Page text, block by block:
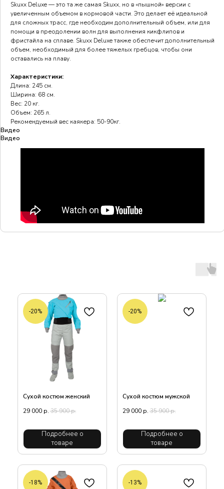
Skuxx Deluxe — это та же самая Skuxx, но в «пышной» версии с
увеличенным объемом в кормовой части. Это делает её идеальной
для сложных трасс, где необходим дополнительный объем, или для
помощи в преодолении волн для выполнения кикфлипов и
фристайла на сплаве. Skuxx Deluxe также обеспечит дополнительный
объем, необходимый для более тяжелых гребцов, чтобы они
оставались на плаву.
Характеристики:
Длина: 245 см.
Ширина: 68 см.
Вес: 20 кг.
Объем: 265 л.
Рекомендуемый вес каякера: 50-90кг.
Видео
Видео
-20%
Сухой костюм женский
29 000 р. 35 900р.
Подробнее о
товаре
-20%
Сухой костюм мужской
29 000 р. 35 900р.
Подробнее о
товаре
-18% -13%